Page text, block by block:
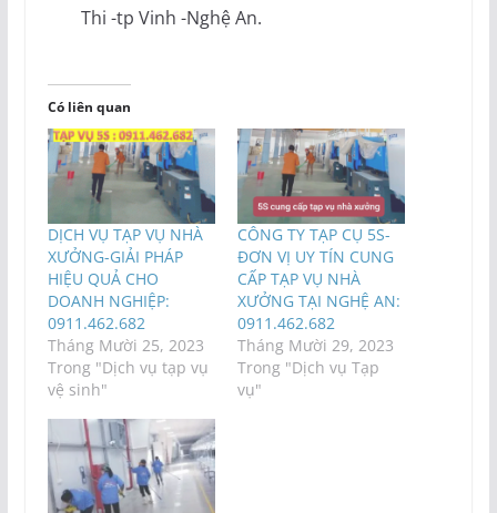
Thi -tp Vinh -Nghệ An.
Có liên quan
DỊCH VỤ TẠP VỤ NHÀ
XƯỞNG-GIẢI PHÁP
HIỆU QUẢ CHO
DOANH NGHIỆP:
0911.462.682
Tháng Mười 25, 2023
Trong "Dịch vụ tạp vụ
vệ sinh"
CÔNG TY TẠP CỤ 5S-
ĐƠN VỊ UY TÍN CUNG
CẤP TẠP VỤ NHÀ
XƯỞNG TẠI NGHỆ AN:
0911.462.682
Tháng Mười 29, 2023
Trong "Dịch vụ Tạp
vụ"